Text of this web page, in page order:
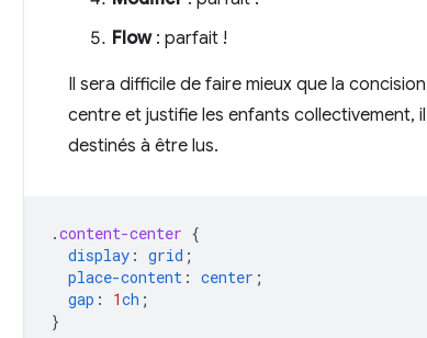
Flow: parfait !
Il sera difficile de faire mieux que la
centre et justifie les enfants collectivement,
destinés à être lus.
.content-center {
display : grid ;
place-content : center ;
gap : 1ch ;
}